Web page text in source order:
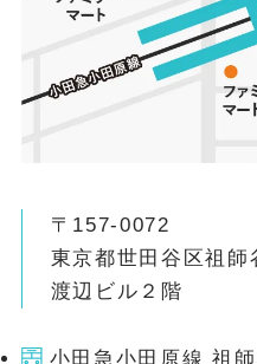
〒157-0072
東京都世田谷区祖師
渡辺ビル２階
小田急小田原線 祖